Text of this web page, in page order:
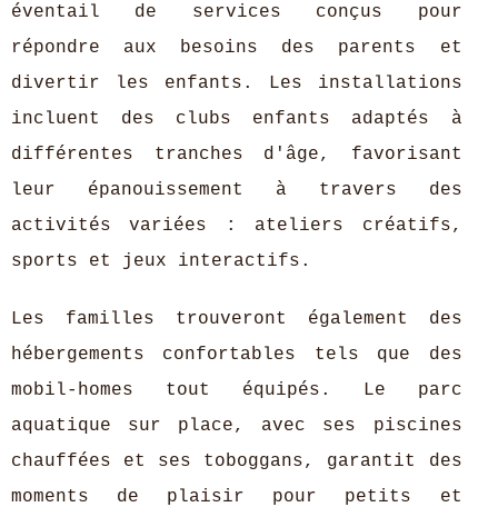
éventail de services conçus pour
répondre aux besoins des parents et
divertir les enfants. Les installations
incluent des clubs enfants adaptés à
différentes tranches d'âge, favorisant
leur épanouissement à travers des
activités variées : ateliers créatifs,
sports et jeux interactifs.
Les familles trouveront également des
hébergements confortables tels que des
mobil-homes tout équipés. Le parc
aquatique sur place, avec ses piscines
chauffées et ses toboggans, garantit des
moments de plaisir pour petits et